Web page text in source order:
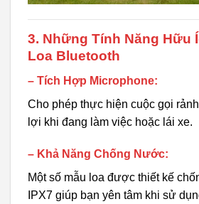
3. Những Tính Năng Hữu
Loa Bluetooth
– Tích Hợp Microphone:
Cho phép thực hiện cuộc gọi
lợi khi đang làm việc hoặc lái xe.
– Khả Năng Chống Nước:
Một số mẫu loa được thiết kế
IPX7 giúp bạn yên tâm khi sử